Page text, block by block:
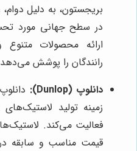
بریجستون، به دلیل
در سطح جهانی مورد
ارائه محصولات
رانندگان را پوشش
دانلوپ (Dunlop):
زمینه تولید
فعالیت می‌کند.
قیمت مناسب و سابقه